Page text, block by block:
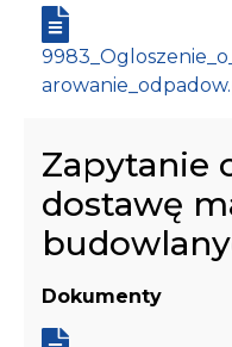
Zapytanie ofertowe na
dostawę
Dokumenty